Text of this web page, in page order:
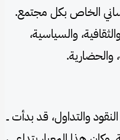
الخاص بكل مجتمع.
والسياسية،
والحضارية.
والتداول، قد بدأت ــ